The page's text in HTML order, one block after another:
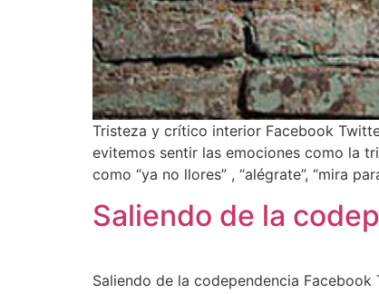
Tristeza y crítico interior Facebook
evitemos sentir las emociones como la
como “ya no llores” , “alégrate”, “mira
Saliendo de la
Saliendo de la codependencia